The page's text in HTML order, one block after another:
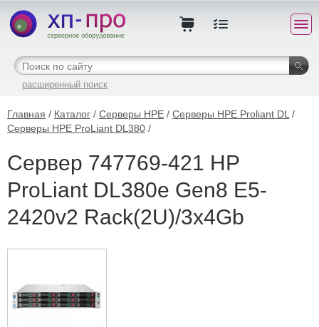
расширенный поиск
Главная / Каталог / Серверы HPE / Серверы HPE Proliant DL /
Серверы HPE ProLiant DL380 /
Сервер 747769-421 HP
ProLiant DL380e Gen8 E5-
2420v2 Rack(2U)/3x4Gb